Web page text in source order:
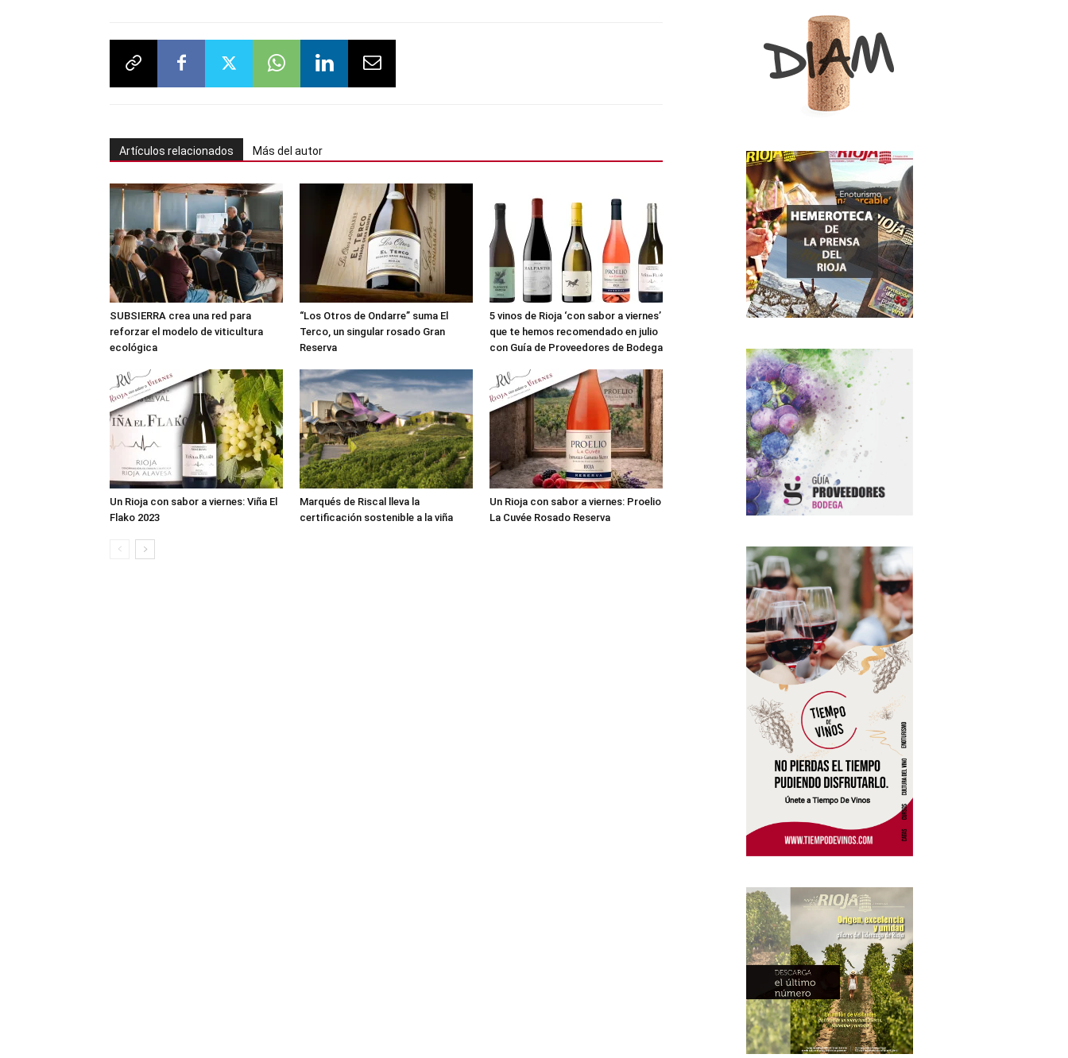
Artículos relacionados Más del autor
SUBSIERRA crea una red para
reforzar el modelo de viticultura
ecológica
“Los Otros de Ondarre” suma El
Terco, un singular rosado Gran
Reserva
5 vinos de Rioja ‘con sabor a viernes’
que te hemos recomendado en julio
con Guía de Proveedores de Bodega
Un Rioja con sabor a viernes: Viña El
Flako 2023
Marqués de Riscal lleva la
certificación sostenible a la viña
Un Rioja con sabor a viernes: Proelio
La Cuvée Rosado Reserva